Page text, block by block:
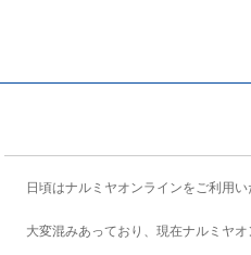
日頃はナルミヤオンラインをご利用
大変混みあっており、現在ナルミヤ